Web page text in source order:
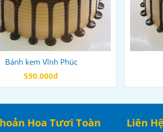
Bánh kem Vĩnh Phúc
590.000đ
Hoa Tươi Toàn
Liên